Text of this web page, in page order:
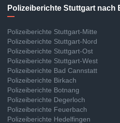
Polizeiberichte Stuttgart nach
Polizeiberichte Stuttgart-Mitte
Polizeiberichte Stuttgart-Nord
Polizeiberichte Stuttgart-Ost
Polizeiberichte Stuttgart-West
Polizeiberichte Bad Cannstatt
Polizeiberichte Birkach
Polizeiberichte Botnang
Polizeiberichte Degerloch
Polizeiberichte Feuerbach
Polizeiberichte Hedelfingen